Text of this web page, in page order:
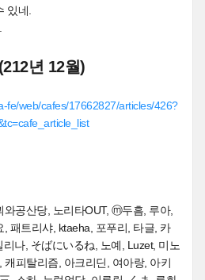
있네.
년 12월)
fe/web/cafes/17662827/articles/426?
공산당, 노리타OUT, ⓜ두흠, 루아,
패트리샤, ktaeha, 포푸리, 타글, 카
리나, そばにいるね, 노예, Luzet, 미노
피탈리즘, 아크리딘, 여아랑, 아키